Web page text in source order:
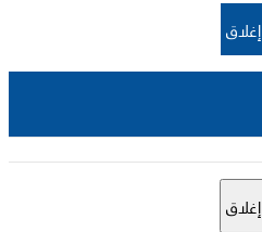
إغلاق
إغلاق